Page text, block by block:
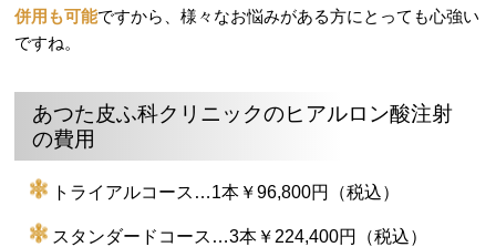
併用も可能ですから、様々なお悩みがある方にとっても心強い
ですね。
あつた皮ふ科クリニックのヒアルロン酸注射
の費用
トライアルコース…1本￥96,800円（税込）
スタンダードコース…3本￥224,400円（税込）